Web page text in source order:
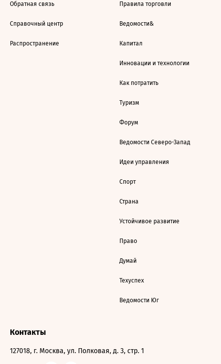
Обратная связь
Справочный центр
Распространение
Правила торговли
Ведомости&
Капитал
Инновации и технологии
Как потратить
Туризм
Форум
Ведомости Северо-Запад
Идеи управления
Спорт
Страна
Устойчивое развитие
Право
Думай
Техуспех
Ведомости Юг
Контакты
127018, г. Москва, ул. Полковая, д. 3, стр. 1